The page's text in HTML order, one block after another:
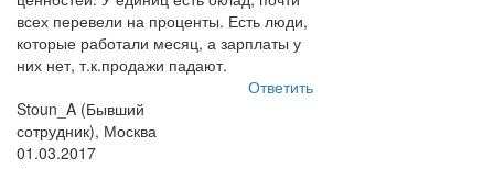
всех перевели на проценты. Есть люди,
которые работали месяц, а зарплаты у
них нет, т.к.продажи падают.
Ответить
Stoun_A (Бывший
сотрудник), Москва
01.03.2017